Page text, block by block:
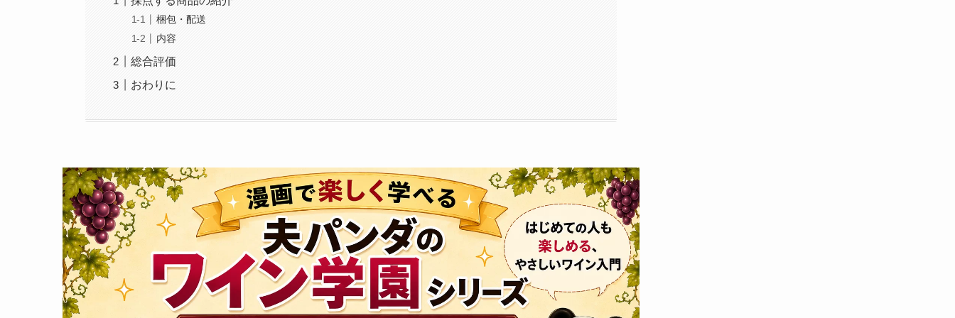
梱包・配送
内容
総合評価
おわりに